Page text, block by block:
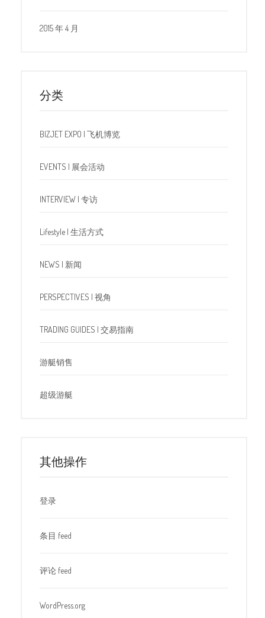
2015 年 4 月
分类
BIZJET EXPO | 飞机博览
EVENTS | 展会活动
INTERVIEW | 专访
Lifestyle | 生活方式
NEWS | 新闻
PERSPECTIVES | 视角
TRADING GUIDES | 交易指南
游艇销售
超级游艇
其他操作
登录
条目 feed
评论 feed
WordPress.org